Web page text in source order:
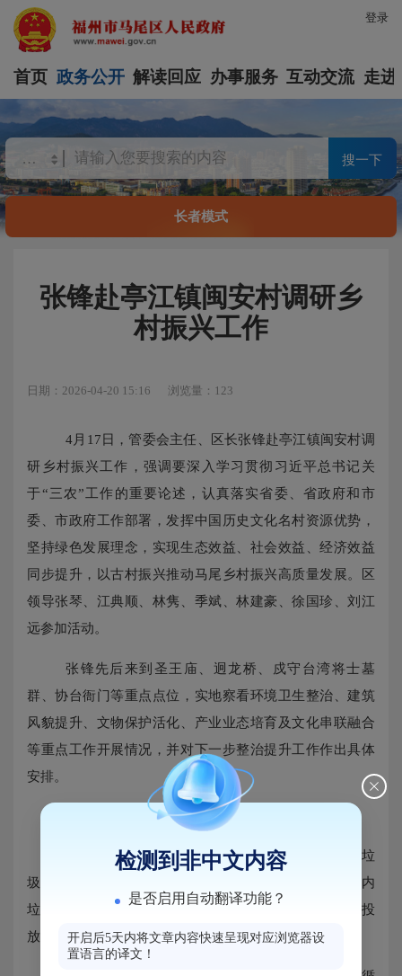
登录
首页 政务公开 解读回应 办事服务 互动交流 走进
搜一下
长者模式
张锋赴亭江镇闽安村调研乡
村振兴工作
日期：2026-04-20 15:16 浏览量：123
4月17日，管委会主任、区长张锋赴亭江镇闽安村调
研乡村振兴工作，强调要深入学习贯彻习近平总书记关
于“三农”工作的重要论述，认真落实省委、省政府和市
委、市政府工作部署，发挥中国历史文化名村资源优势，
坚持绿色发展理念，实现生态效益、社会效益、经济效益
同步提升，以古村振兴推动马尾乡村振兴高质量发展。区
领导张琴、江典顺、林隽、季斌、林建豪、徐国珍、刘江
远参加活动。
张锋先后来到圣王庙、迥龙桥、戍守台湾将士墓
群、协台衙门等重点点位，实地察看环境卫生整治、建筑
风貌提升、文物保护活化、产业业态培育及文化串联融合
等重点工作开展情况，并对下一步整治提升工作作出具体
安排。
要持续深化环境卫生综合治理，统筹抓好闽安河垃
圾清理、清淤疏浚、污水截流与岸线绿化，同步加强村内
垃圾收集和转运系统建设，做到垃圾日产日清、分类投
放，打造“水清岸绿、宜居宜游”的生态廊道。
检测到非中文内容
是否启用自动翻译功能？
开启后5天内将文章内容快速呈现对应浏览器设
置语言的译文！